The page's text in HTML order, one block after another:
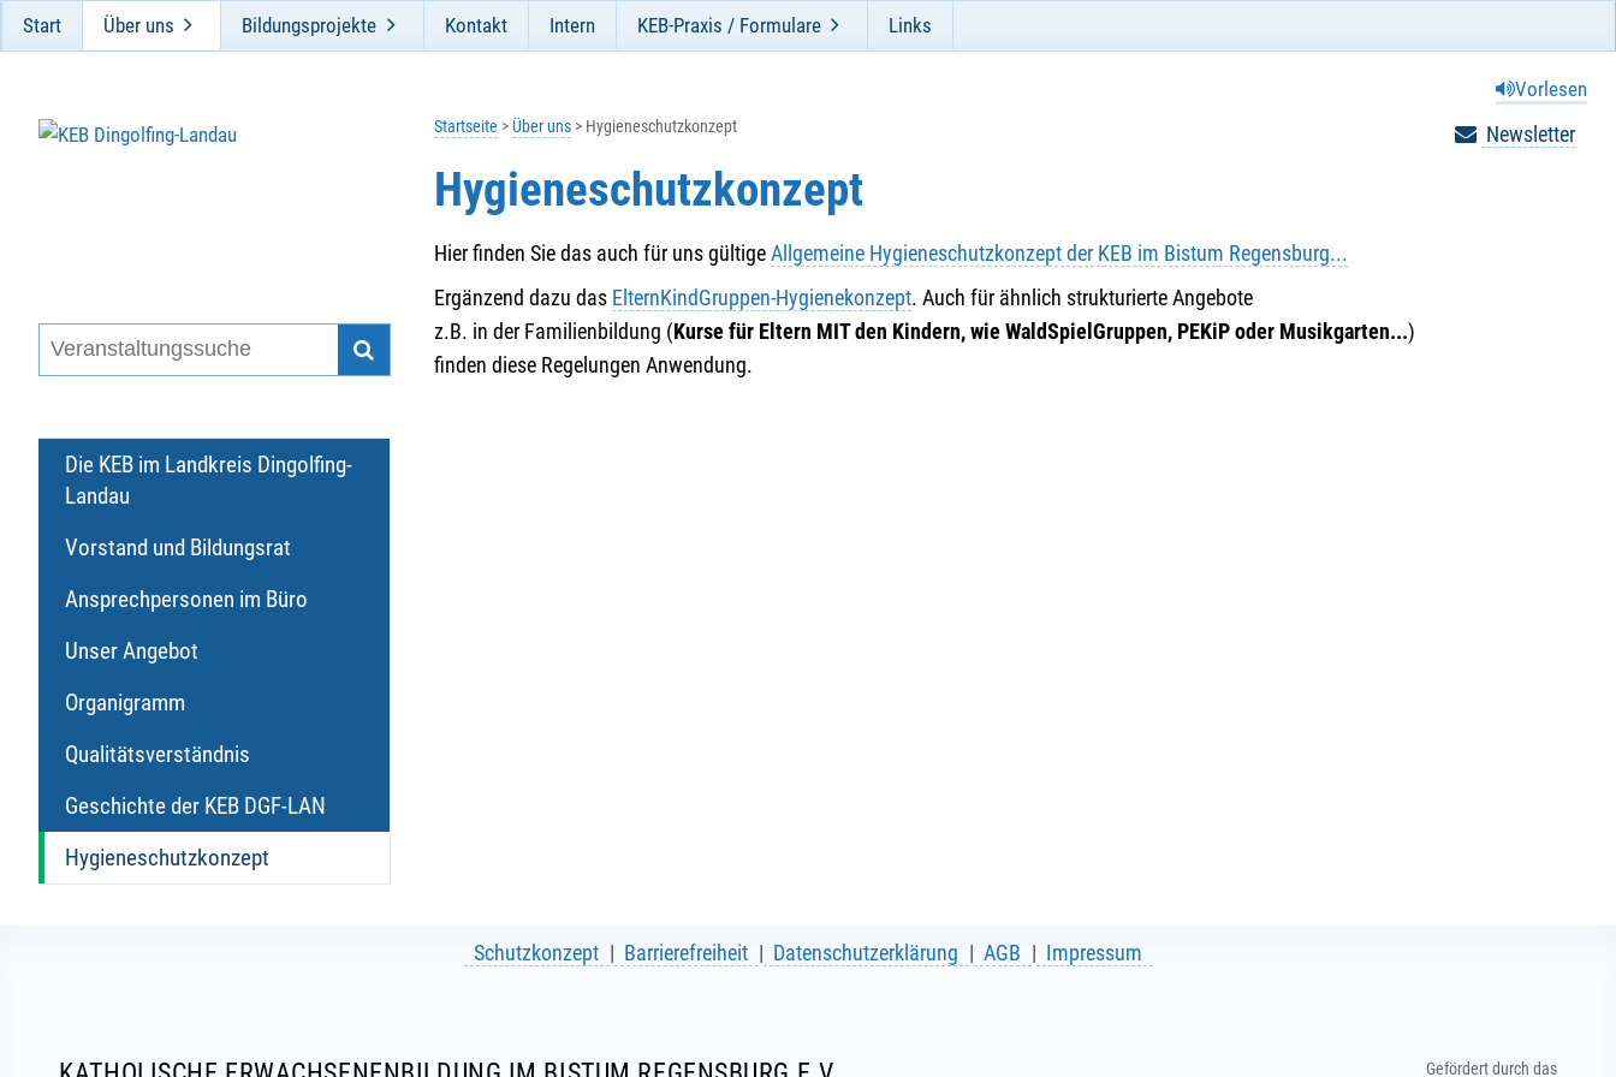
Start Über uns Bildungsprojekte Kontakt Intern KEB-Praxis / Formulare Links
Vorlesen
Newsletter
Die KEB im Landkreis Dingolfing-
Landau
Vorstand und Bildungsrat
Ansprechpersonen im Büro
Unser Angebot
Organigramm
Qualitätsverständnis
Geschichte der KEB DGF-LAN
Hygieneschutzkonzept
Startseite Über uns Hygieneschutzkonzept
Hygieneschutzkonzept
Hier finden Sie das auch für uns gültigeAllgemeine Hygieneschutzkonzept der KEB im Bistum Regensburg...
Ergänzend dazu das ElternKindGruppen-Hygienekonzept. Auch für ähnlich strukturierte Angebote
z.B. in der Familienbildung (Kurse für Eltern MIT den Kindern, wie WaldSpielGruppen, PEKiP oder Musikgarten...)
finden diese Regelungen Anwendung.
Schutzkonzept Barrierefreiheit Datenschutzerklärung AGB Impressum
Gefördert durch das